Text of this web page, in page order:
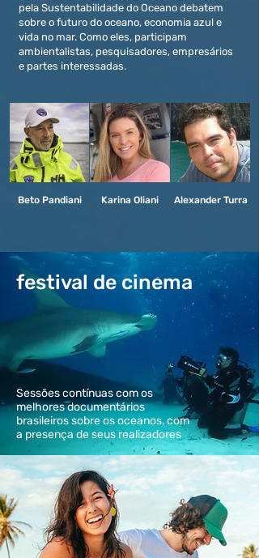
pela Sustentabilidade do Oceano debatem
sobre o futuro do oceano, economia azul e
vida no mar. Como eles, participam
ambientalistas, pesquisadores, empresários
e partes interessadas.
Beto Pandiani Karina Oliani Alexander Turra
festival de cinema
Sessões contínuas com os
melhores documentários
brasileiros sobre os oceanos, com
a presença de seus realizadores